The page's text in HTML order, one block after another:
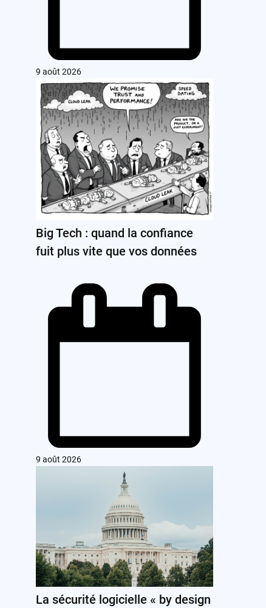
9 août 2026
Big Tech : quand la confiance
fuit plus vite que vos données
9 août 2026
La sécurité logicielle « by design